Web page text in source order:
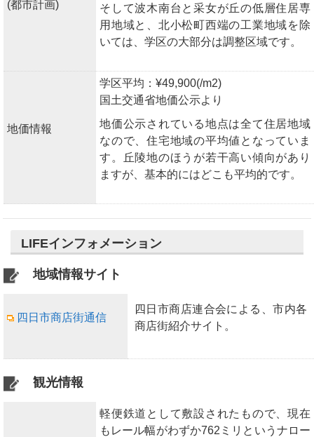
(都市計画)
そして波木南台と采女が丘の低層住居専
用地域と、北小松町西端の工業地域を除
いては、学区の大部分は調整区域です。
地価情報
学区平均：¥49,900(/m2)
国土交通省地価公示より
地価公示されている地点は全て住居地域
なので、住宅地域の平均値となっていま
す。丘陵地のほうが若干高い傾向があり
ますが、基本的にはどこも平均的です。
LIFEインフォメーション
地域情報サイト
四日市商店街通信
四日市商店連合会による、市内各
商店街紹介サイト。
観光情報
軽便鉄道として敷設されたもので、現在
もレール幅がわずか762ミリというナロー